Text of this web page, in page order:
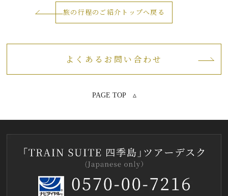
旅の行程のご紹介トップへ戻る
よくあるお問い合わせ
PAGE TOP ▵